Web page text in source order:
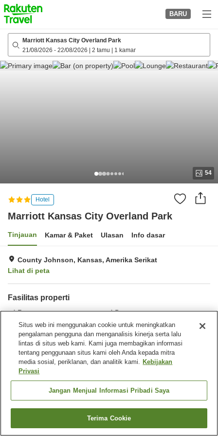
to
top
page
BARU
Marriott Kansas City Overland Park
21/08/2026 - 22/08/2026 2 tamu 1 kamar
54
Hotel
Marriott Kansas City Overland Park
Tinjauan Kamar & Paket Ulasan Info dasar
County Johnson, Kansas, Amerika Serikat
Lihat di peta
Fasilitas properti
Restoran
Bar
Benar-benar bebas rokok
Pusat bisnis
Beranda Amerika Serikat Kansas
County Johnson
Marriott Kansas City Overland Park
Cari kamar
Situs web ini menggunakan cookie untuk meningkatkan
pengalaman pengguna dan menganalisis kinerja serta lalu
lintas di situs web kami. Kami juga membagikan informasi
tentang penggunaan situs kami oleh Anda kepada mitra
media sosial, periklanan, dan analitik kami. Kebijakan
Privasi
Jangan Menjual Informasi Pribadi Saya
Terima Cookie